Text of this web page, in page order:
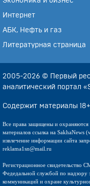
Интернет
АБК, Нефть и газ
Литературная страница
2005-2026 © Первый
аналитический портал
Содержит материалы 18+
Все права защищены и
материалов ссылка на SakhaNews
извлечение информации сайта
reklama1sn@mail.ru
Регистрационное
Федедальной службой по надзору
коммуникаций и охране